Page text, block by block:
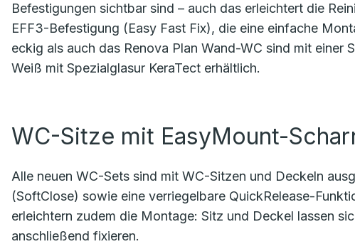
Befestigungen sichtbar sind – auch das erleichtert die
EFF3-Befestigung (Easy Fast Fix), die eine einfache
eckig als auch das Renova Plan Wand-WC sind mit einer
Weiß mit Spezialglasur KeraTect erhältlich.
WC-Sitze mit EasyMount-
Alle neuen WC-Sets sind mit WC-Sitzen und Deckeln
(SoftClose) sowie eine verriegelbare QuickRelease-
erleichtern zudem die Montage: Sitz und Deckel lassen
anschließend fixieren.